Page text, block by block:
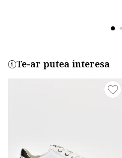
Te-ar putea interesa